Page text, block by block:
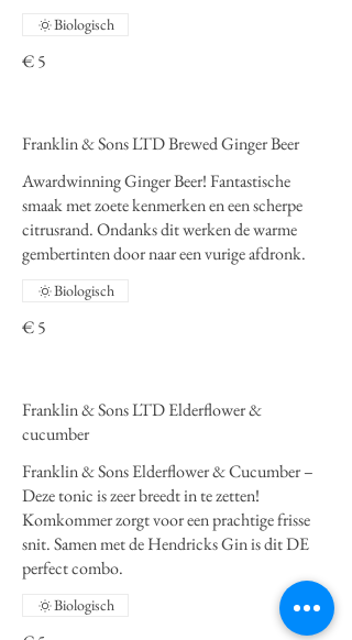
€ 5
Biologisch
Franklin & Sons LTD Brewed Ginger Beer
Awardwinning Ginger Beer! Fantastische
smaak met zoete kenmerken en een scherpe
citrusrand. Ondanks dit werken de warme
gembertinten door naar een vurige afdronk.
€ 5
Biologisch
Franklin & Sons LTD Elderflower &
cucumber
Franklin & Sons Elderflower & Cucumber –
Deze tonic is zeer breedt in te zetten!
Komkommer zorgt voor een prachtige frisse
snit. Samen met de Hendricks Gin is dit DE
perfect combo.
Biologisch